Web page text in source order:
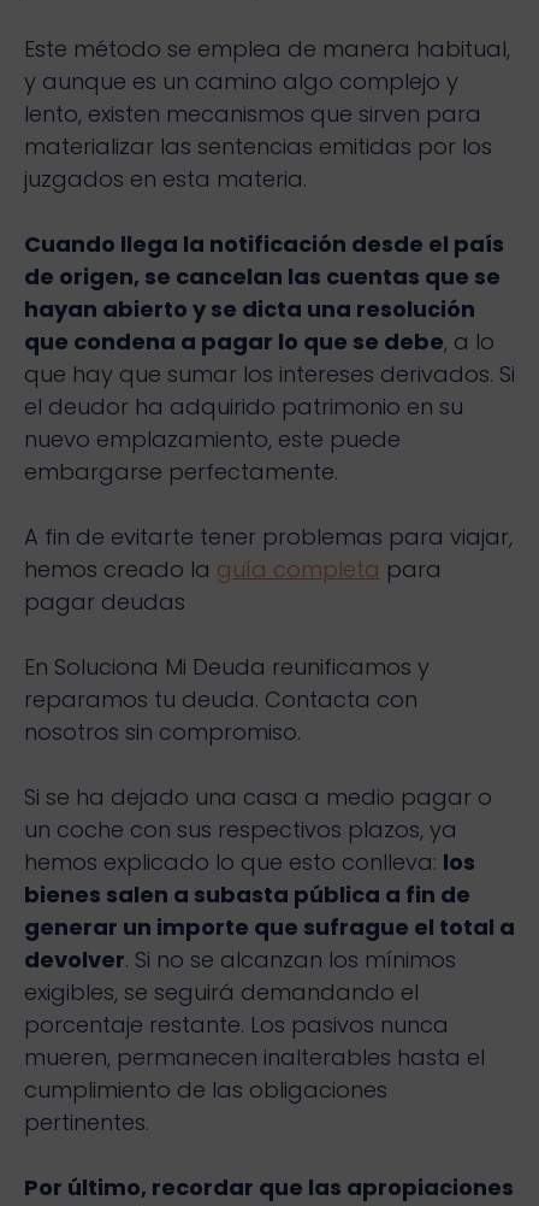
Este método se emplea de manera habitual,
y aunque es un camino algo complejo y
lento, existen mecanismos que sirven para
materializar las sentencias emitidas por los
juzgados en esta materia.
Cuando llega la notificación desde el país
de origen, se cancelan las cuentas que se
hayan abierto y se dicta una resolución
que condena a pagar lo que se debe, a lo
que hay que sumar los intereses derivados. Si
el deudor ha adquirido patrimonio en su
nuevo emplazamiento, este puede
embargarse perfectamente.
A fin de evitarte tener problemas para viajar,
hemos creado la guía completa para
pagar deudas
En Soluciona Mi Deuda reunificamos y
reparamos tu deuda. Contacta con
nosotros sin compromiso.
Si se ha dejado una casa a medio pagar o
un coche con sus respectivos plazos, ya
hemos explicado lo que esto conlleva: los
bienes salen a subasta pública a fin de
generar un importe que sufrague el total a
devolver. Si no se alcanzan los mínimos
exigibles, se seguirá demandando el
porcentaje restante. Los pasivos nunca
mueren, permanecen inalterables hasta el
cumplimiento de las obligaciones
pertinentes.
Por último, recordar que las apropiaciones